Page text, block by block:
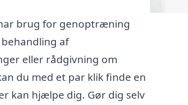
brug for genoptræning
af
eller rådgivning om
du med et par klik finde en
kan hjælpe dig. Gør dig selv